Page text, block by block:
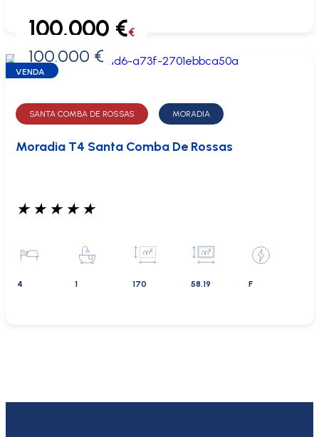
0 €
100.000 €€
100.000 €
VENDA
SANTA COMBA DE ROSSAS MORADIA
Moradia T4 Santa Comba De Rossas
★ ★ ★ ★ ★
4 1 170 58.19 F